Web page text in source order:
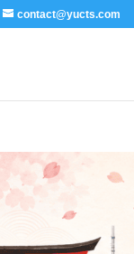
contact@yucts.com